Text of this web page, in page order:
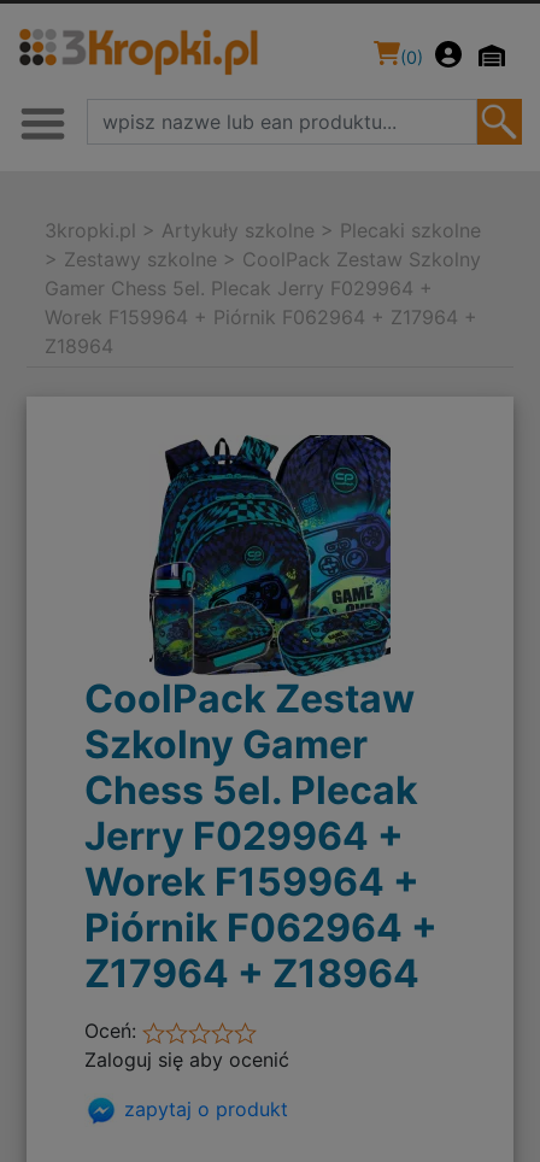
(0)
3kropki.pl > Artykuły szkolne > Plecaki szkolne
> Zestawy szkolne > CoolPack Zestaw Szkolny
Gamer Chess 5el. Plecak Jerry F029964 +
Worek F159964 + Piórnik F062964 + Z17964 +
Z18964
CoolPack Zestaw
Szkolny Gamer
Chess 5el. Plecak
Jerry F029964 +
Worek F159964 +
Piórnik F062964 +
Z17964 + Z18964
Oceń:
Zaloguj się aby ocenić
zapytaj o produkt